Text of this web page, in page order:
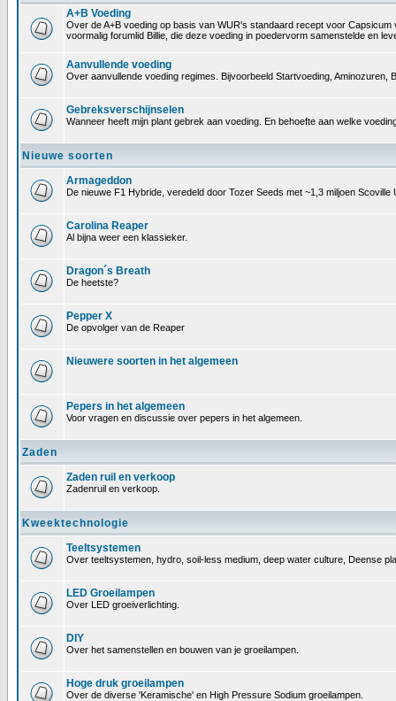
A+B Voeding
Over de A+B voeding op basis van WUR's standaard recept voor
voormalig forumlid Billie, die deze voeding in poedervorm samenstelde en
Aanvullende voeding
Over aanvullende voeding regimes. Bijvoorbeeld Startvoeding, Aminozuren,
Gebreksverschijnselen
Wanneer heeft mijn plant gebrek aan voeding. En behoefte aan welke
Nieuwe soorten
Armageddon
De nieuwe F1 Hybride, veredeld door Tozer Seeds met ~1,3 miljoen Scoville
Carolina Reaper
Al bijna weer een klassieker.
Dragon´s Breath
De heetste?
Pepper X
De opvolger van de Reaper
Nieuwere soorten in het algemeen
Pepers in het algemeen
Voor vragen en discussie over pepers in het algemeen.
Zaden
Zaden ruil en verkoop
Zadenruil en verkoop.
Kweektechnologie
Teeltsystemen
Over teeltsystemen, hydro, soil-less medium, deep water culture, Deense
LED Groeilampen
Over LED groeiverlichting.
DIY
Over het samenstellen en bouwen van je groeilampen.
Hoge druk groeilampen
Over de diverse 'Keramische' en High Pressure Sodium groeilampen.